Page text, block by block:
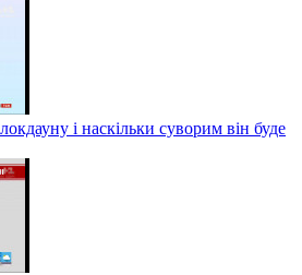
і наскільки суворим він буде